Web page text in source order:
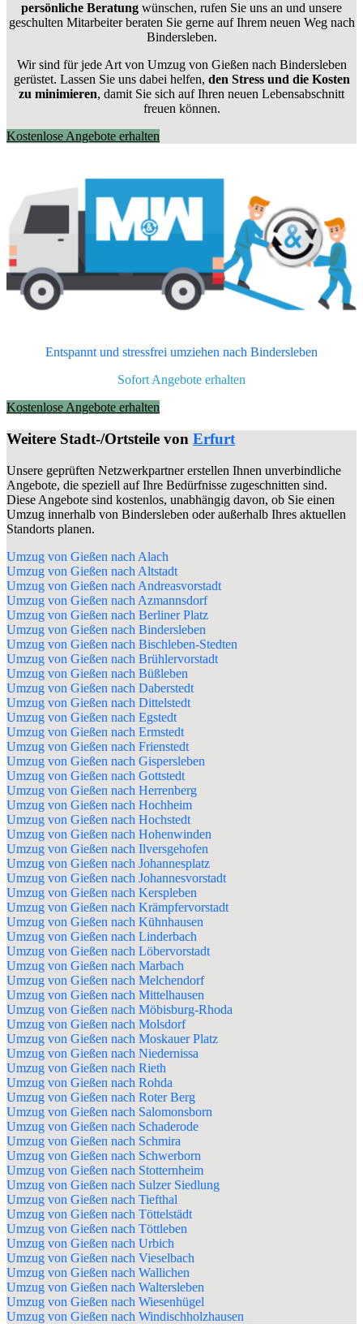
persönliche Beratung wünschen, rufen Sie uns an und unsere
geschulten Mitarbeiter beraten Sie gerne auf Ihrem neuen Weg nach
Bindersleben.
Wir sind für jede Art von Umzug von Gießen nach Bindersleben
gerüstet. Lassen Sie uns dabei helfen, den Stress und die Kosten
zu minimieren, damit Sie sich auf Ihren neuen Lebensabschnitt
freuen können.
Kostenlose Angebote erhalten
Entspannt und stressfrei umziehen nach Bindersleben
Sofort Angebote erhalten
Kostenlose Angebote erhalten
Weitere Stadt-/Ortsteile von Erfurt
Unsere geprüften Netzwerkpartner erstellen Ihnen unverbindliche
Angebote, die speziell auf Ihre Bedürfnisse zugeschnitten sind.
Diese Angebote sind kostenlos, unabhängig davon, ob Sie einen
Umzug innerhalb von Bindersleben oder außerhalb Ihres aktuellen
Standorts planen.
Umzug von Gießen nach Alach
Umzug von Gießen nach Altstadt
Umzug von Gießen nach Andreasvorstadt
Umzug von Gießen nach Azmannsdorf
Umzug von Gießen nach Berliner Platz
Umzug von Gießen nach Bindersleben
Umzug von Gießen nach Bischleben-Stedten
Umzug von Gießen nach Brühlervorstadt
Umzug von Gießen nach Büßleben
Umzug von Gießen nach Daberstedt
Umzug von Gießen nach Dittelstedt
Umzug von Gießen nach Egstedt
Umzug von Gießen nach Ermstedt
Umzug von Gießen nach Frienstedt
Umzug von Gießen nach Gispersleben
Umzug von Gießen nach Gottstedt
Umzug von Gießen nach Herrenberg
Umzug von Gießen nach Hochheim
Umzug von Gießen nach Hochstedt
Umzug von Gießen nach Hohenwinden
Umzug von Gießen nach Ilversgehofen
Umzug von Gießen nach Johannesplatz
Umzug von Gießen nach Johannesvorstadt
Umzug von Gießen nach Kerspleben
Umzug von Gießen nach Krämpfervorstadt
Umzug von Gießen nach Kühnhausen
Umzug von Gießen nach Linderbach
Umzug von Gießen nach Löbervorstadt
Umzug von Gießen nach Marbach
Umzug von Gießen nach Melchendorf
Umzug von Gießen nach Mittelhausen
Umzug von Gießen nach Möbisburg-Rhoda
Umzug von Gießen nach Molsdorf
Umzug von Gießen nach Moskauer Platz
Umzug von Gießen nach Niedernissa
Umzug von Gießen nach Rieth
Umzug von Gießen nach Rohda
Umzug von Gießen nach Roter Berg
Umzug von Gießen nach Salomonsborn
Umzug von Gießen nach Schaderode
Umzug von Gießen nach Schmira
Umzug von Gießen nach Schwerborn
Umzug von Gießen nach Stotternheim
Umzug von Gießen nach Sulzer Siedlung
Umzug von Gießen nach Tiefthal
Umzug von Gießen nach Töttelstädt
Umzug von Gießen nach Töttleben
Umzug von Gießen nach Urbich
Umzug von Gießen nach Vieselbach
Umzug von Gießen nach Wallichen
Umzug von Gießen nach Waltersleben
Umzug von Gießen nach Wiesenhügel
Umzug von Gießen nach Windischholzhausen